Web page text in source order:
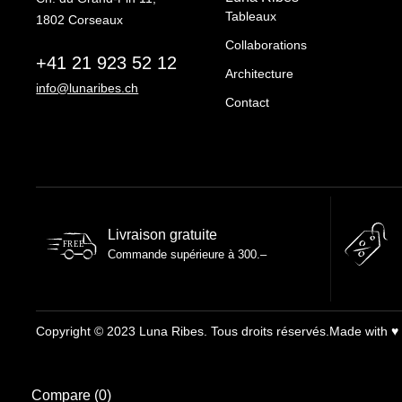
1802 Corseaux
+41 21 923 52 12
info@lunaribes.ch
Tableaux
Collaborations
Architecture
Contact
FREE
Livraison gratuite
Commande supérieure à 300.–
Copyright © 2023 Luna Ribes. Tous droits réservés. Made with ♥
Compare (0)